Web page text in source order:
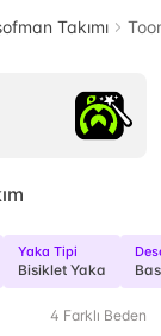
Takımı
Yaka Tipi
Bisiklet Yaka
4 Farklı Beden